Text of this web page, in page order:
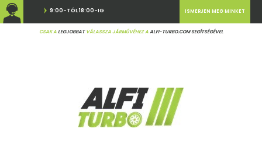
9:00-TÓL 18:00-IG
CSAK ALEGJOBBATVÁLASSZA JÁRMŰVÉHEZ AALFI-TURBO.COM SEGÍTSÉGÉVEL
ISMERJEN MEG MINKET